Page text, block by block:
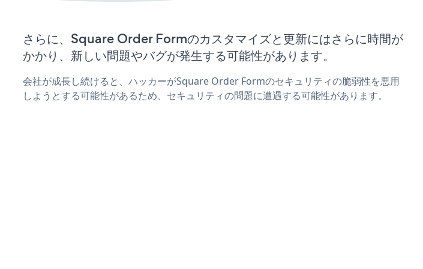
さらに、Square Order Formのカスタマイズと更新にはさらに時間が
かかり、新しい問題やバグが発生する可能性があります。
会社が成長し続けると、ハッカーがSquare Order Formのセキュリティの脆弱性を悪用
しようとする可能性があるため、セキュリティの問題に遭遇する可能性があります。